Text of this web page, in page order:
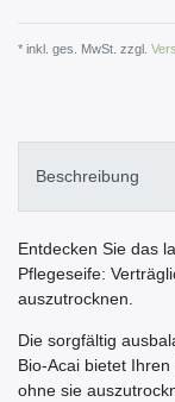
* inkl. ges. MwSt. zzgl.
Beschreibung
Entdecken Sie das
Pflegeseife:
auszutrocknen.
Die sorgfältig
Bio-Acai bietet
ohne sie